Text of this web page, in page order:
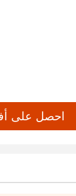
احصل على